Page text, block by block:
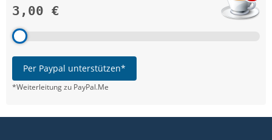
3,00 €
Per Paypal unterstützen*
*Weiterleitung zu PayPal.Me